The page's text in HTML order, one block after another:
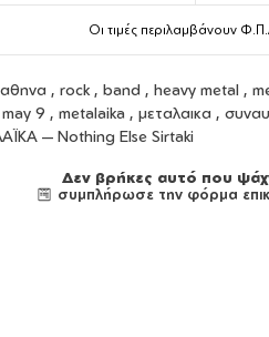
Οι τιμές περιλαμβάνουν
, rock , band , heavy metal ,
9 , metalaika , μεταλαικα ,
— Nothing Else Sirtaki
Δεν βρήκες αυτό που
συμπλήρωσε την φόρμα